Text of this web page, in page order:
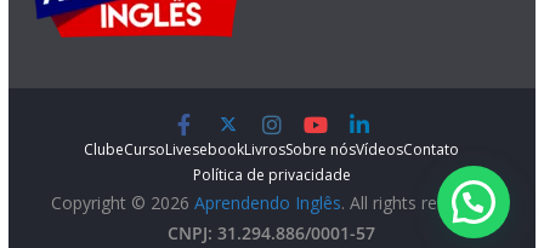
ClubeCursoLivesebookLivrosSobre nósVídeosContato
Política de privacidade
Copyright © 2026 Aprendendo Inglês. All rights reserved.
CNPJ: 31.294.886/0001-57